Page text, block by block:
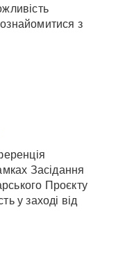
з
Засідання
Проєкту
у заході від